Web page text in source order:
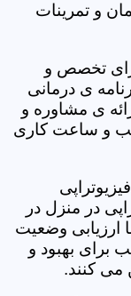
و تمرینات
تخصص و
ی درمانی
ی مشاوره و
و ساعت کاری
در منزل در
ارزیابی وضعیت
برای بهبود و
می کنند.